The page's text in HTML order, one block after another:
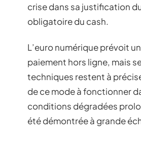
crise dans sa justification
obligatoire du cash.
L’euro numérique prévoit
paiement hors ligne, mais
techniques restent à
de ce mode à fonctionner
conditions dégradées
été démontrée à grande